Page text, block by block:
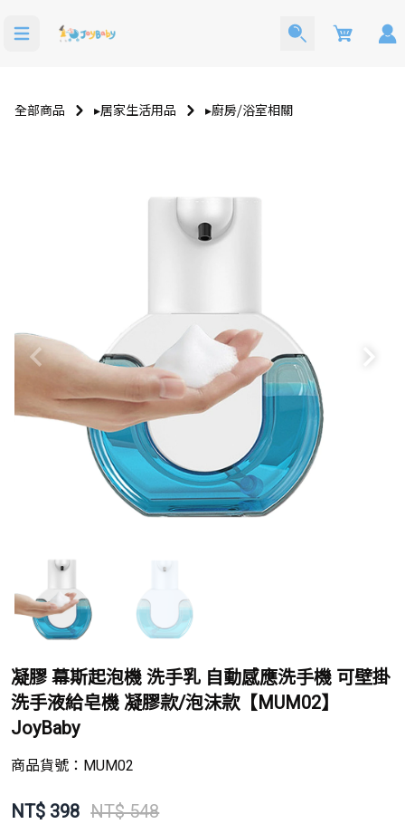
Cart
全部商品 ▸居家生活用品 ▸廚房⧸浴室相關
凝膠 幕斯起泡機 洗手乳 自動感應洗手機 可壁掛
洗手液給皂機 凝膠款/泡沫款【MUM02】
JoyBaby
商品貨號： MUM02
NT$ 398 NT$ 548